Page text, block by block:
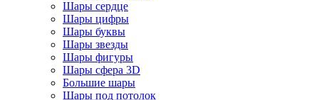
Шары сердце
Шары цифры
Шары буквы
Шары звезды
Шары фигуры
Шары сфера 3D
Большие шары
Шары под потолок